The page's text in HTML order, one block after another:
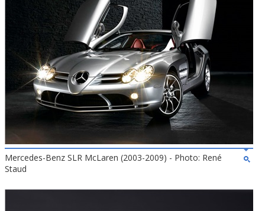
Mercedes-Benz SLR McLaren (2003-2009) - Photo: René
Staud